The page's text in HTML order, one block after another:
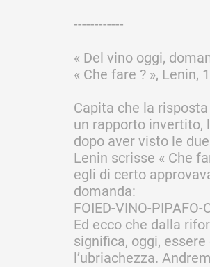
Réseau
De A à Z
------------
« Del vino oggi,
« Che fare ? », Lenin,
Capita che la
un rapporto invertito,
dopo aver visto le
Lenin scrisse « Che
egli di certo
domanda:
FOIED-VINO-
Ed ecco che dalla
significa, oggi,
l’ubriachezza.